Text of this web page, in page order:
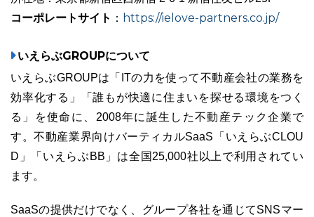
コーポレートサイト ： https://ielove-partners.co.jp/
いえらぶGROUPについて
いえらぶGROUPは「ITの力を使って不動産会社の業務を
効率化する」「誰もが快適に住まいを探せる環境をつく
る」を使命に、2008年に誕生した不動産テック企業で
す。不動産業界向けバーティカルSaaS「いえらぶCLOU
D」「いえらぶBB」は全国25,000社以上で利用されてい
ます。
SaaSの提供だけでなく、グループ各社を通じてSNSマー